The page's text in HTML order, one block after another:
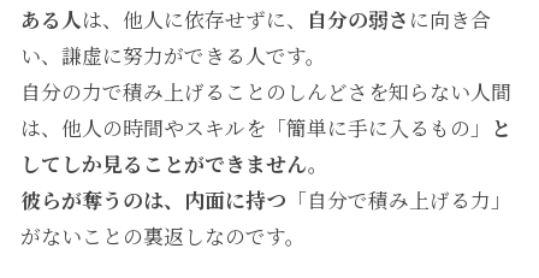
ある人は、他人に依存せずに、 自分の弱さ に向き合
い、謙虚に努力ができる人です。
自分の力で積み上げることのしんどさを知らない人間
は、他人の時間やスキルを「簡単に手に入るもの」 と
してしか見ることができません。
彼らが奪うのは、内面に持つ 「自分で積み上げる力」
がないことの裏返しなのです。